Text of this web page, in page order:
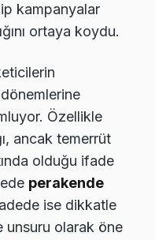
kampanyalar
ortaya koydu.
dönemlerine
Özellikle
ancak temerrüt
olduğu ifade
perakende
ise dikkatle
unsuru olarak öne